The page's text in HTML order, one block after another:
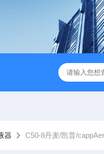
384孔细胞培养板 安
器 C50-8丹麦/凯普/